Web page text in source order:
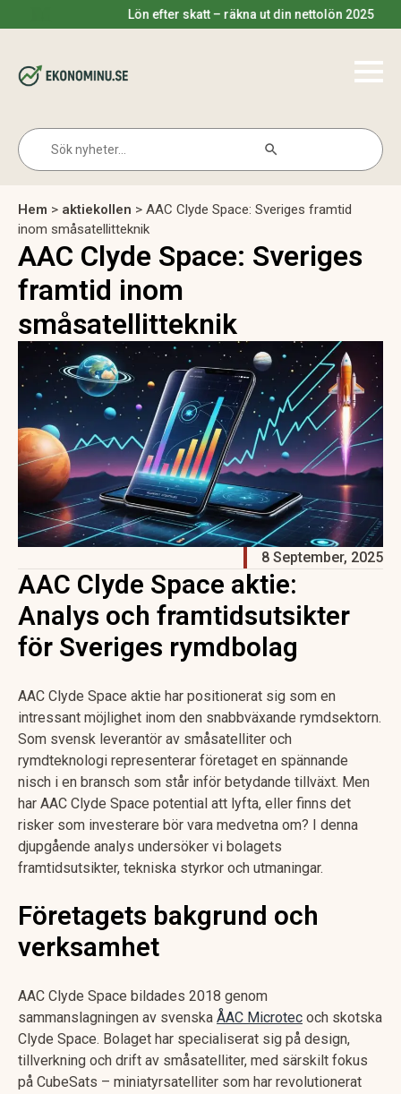
Lön efter skatt – räkna ut din nettolön 2025
for:
Hem > aktiekollen > AAC Clyde Space: Sveriges framtid
inom småsatellitteknik
AAC Clyde Space: Sveriges
framtid inom
småsatellitteknik
8 September, 2025
AAC Clyde Space aktie:
Analys och framtidsutsikter
för Sveriges rymdbolag
AAC Clyde Space aktie har positionerat sig som en
intressant möjlighet inom den snabbväxande rymdsektorn.
Som svensk leverantör av småsatelliter och
rymdteknologi representerar företaget en spännande
nisch i en bransch som står inför betydande tillväxt. Men
har AAC Clyde Space potential att lyfta, eller finns det
risker som investerare bör vara medvetna om? I denna
djupgående analys undersöker vi bolagets
framtidsutsikter, tekniska styrkor och utmaningar.
Företagets bakgrund och
verksamhet
AAC Clyde Space bildades 2018 genom
sammanslagningen av svenska ÅAC Microtec och skotska
Clyde Space. Bolaget har specialiserat sig på design,
tillverkning och drift av småsatelliter, med särskilt fokus
på CubeSats – miniatyrsatelliter som har revolutionerat